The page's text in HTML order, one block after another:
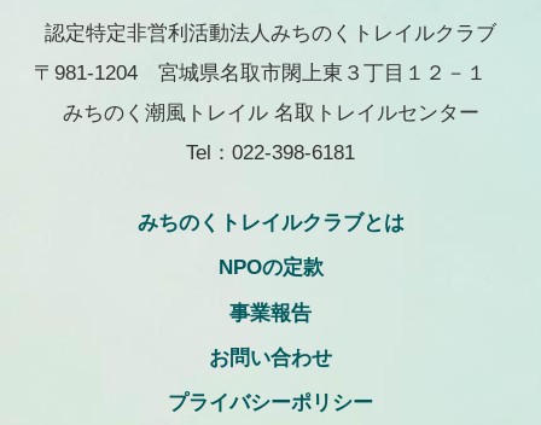
認定特定非営利活動法人みちのくトレイルクラブ
〒981-1204 宮城県名取市閖上東３丁目１２－１
みちのく潮風トレイル 名取トレイルセンター
Tel：022-398-6181
みちのくトレイルクラブとは
NPOの定款
事業報告
お問い合わせ
プライバシーポリシー